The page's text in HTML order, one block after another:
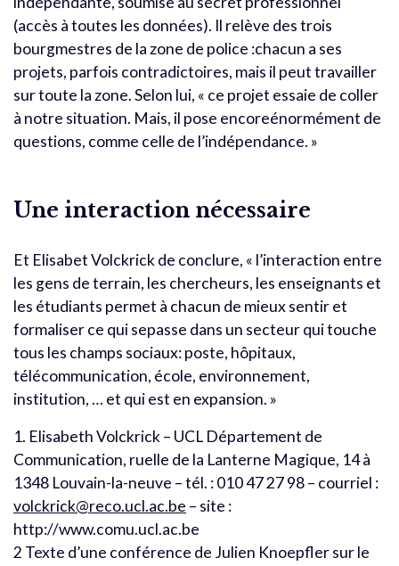
(accès à toutes les données). Il relève des trois
bourgmestres de la zone de police :chacun a ses
projets, parfois contradictoires, mais il peut travailler
sur toute la zone. Selon lui, « ce projet essaie de coller
à notre situation. Mais, il pose encoreénormément de
questions, comme celle de l’indépendance. »
Une interaction nécessaire
Et Elisabet Volckrick de conclure, « l’interaction entre
les gens de terrain, les chercheurs, les enseignants et
les étudiants permet à chacun de mieux sentir et
formaliser ce qui sepasse dans un secteur qui touche
tous les champs sociaux: poste, hôpitaux,
télécommunication, école, environnement,
institution, … et qui est en expansion. »
1. Elisabeth Volckrick – UCL Département de
Communication, ruelle de la Lanterne Magique, 14 à
1348 Louvain-la-neuve – tél. : 010 47 27 98 – courriel :
volckrick@reco.ucl.ac.be – site :
http://www.comu.ucl.ac.be
2 Texte d’une conférence de Julien Knoepfler sur le